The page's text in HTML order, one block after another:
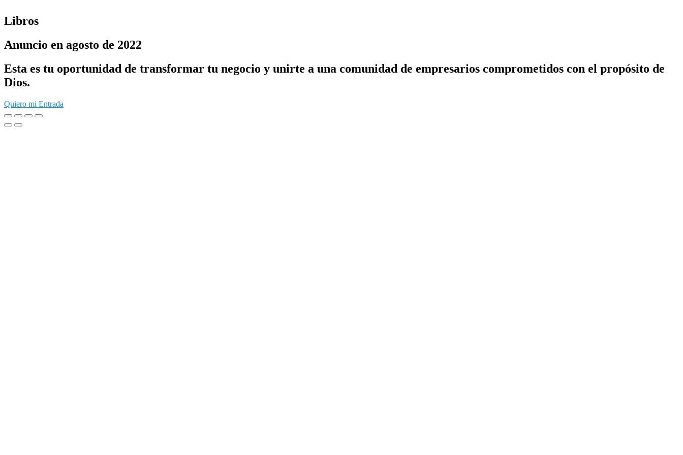
al
contenido
Libros
Anuncio en agosto de 2022
Esta es tu oportunidad de transformar tu negocio y unirte a una comunidad de empresarios comprometidos con el propósito de
Dios.
Quiero mi Entrada